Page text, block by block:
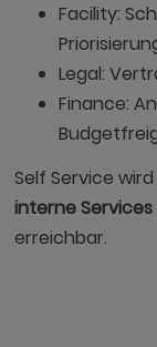
Facility:
Legal:
Finance:
Self Service
interne Services
erreichbar.